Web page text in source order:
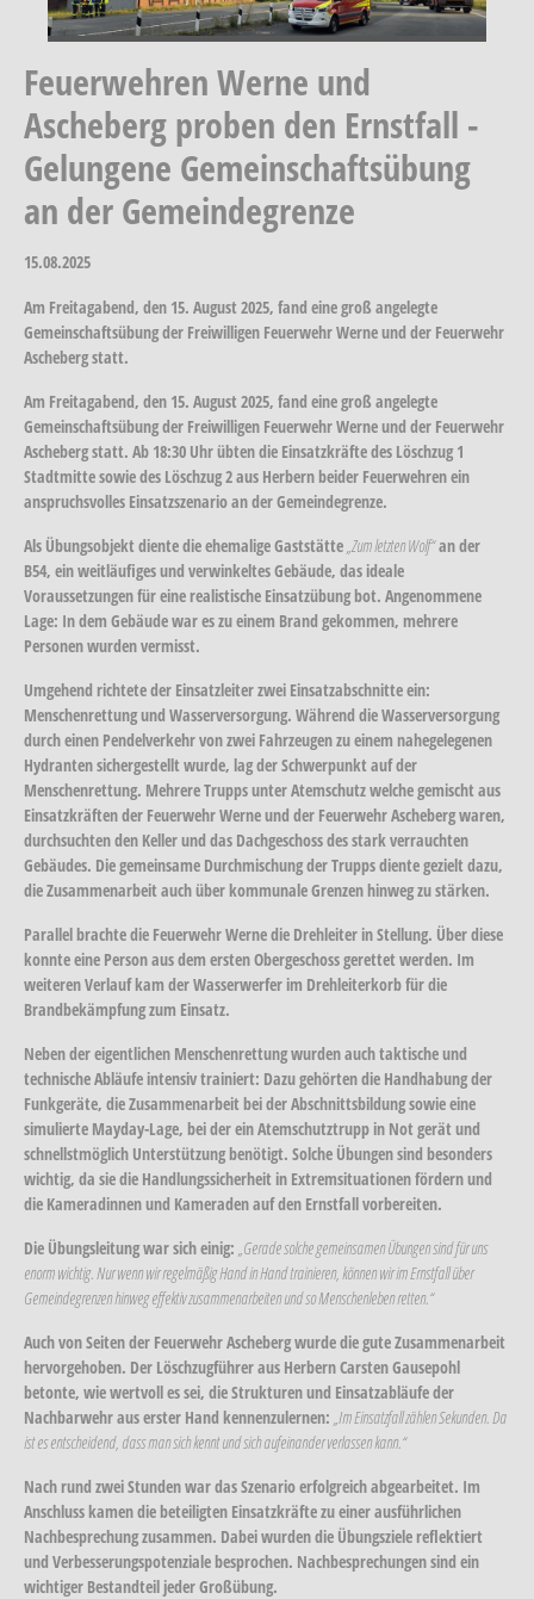
Feuerwehren Werne und
Ascheberg proben den Ernstfall -
Gelungene Gemeinschaftsübung
an der Gemeindegrenze
15.08.2025
Am Freitagabend, den 15. August 2025, fand eine groß angelegte
Gemeinschaftsübung der Freiwilligen Feuerwehr Werne und der Feuerwehr
Ascheberg statt.
Am Freitagabend, den 15. August 2025, fand eine groß angelegte
Gemeinschaftsübung der Freiwilligen Feuerwehr Werne und der Feuerwehr
Ascheberg statt. Ab 18:30 Uhr übten die Einsatzkräfte des Löschzug 1
Stadtmitte sowie des Löschzug 2 aus Herbern beider Feuerwehren ein
anspruchsvolles Einsatzszenario an der Gemeindegrenze.
Als Übungsobjekt diente die ehemalige Gaststätte„Zum letzten Wolf“an der
B54, ein weitläufiges und verwinkeltes Gebäude, das ideale
Voraussetzungen für eine realistische Einsatzübung bot. Angenommene
Lage: In dem Gebäude war es zu einem Brand gekommen, mehrere
Personen wurden vermisst.
Umgehend richtete der Einsatzleiter zwei Einsatzabschnitte ein:
Menschenrettungund Wasserversorgung. Während die Wasserversorgung
durch einen Pendelverkehr von zwei Fahrzeugen zu einem nahegelegenen
Hydranten sichergestellt wurde, lag der Schwerpunkt auf der
Menschenrettung. Mehrere Trupps unter Atemschutz welche gemischt aus
Einsatzkräften der Feuerwehr Werne und der Feuerwehr Ascheberg waren,
durchsuchten den Keller und das Dachgeschoss des stark verrauchten
Gebäudes. Die gemeinsame Durchmischung der Trupps diente gezielt dazu,
die Zusammenarbeit auch über kommunale Grenzen hinweg zu stärken.
Parallel brachte die Feuerwehr Werne die Drehleiter in Stellung. Über diese
konnte eine Person aus dem ersten Obergeschoss gerettet werden. Im
weiteren Verlauf kam der Wasserwerfer im Drehleiterkorb für die
Brandbekämpfung zum Einsatz.
Neben der eigentlichen Menschenrettung wurden auch taktische und
technische Abläufe intensiv trainiert: Dazu gehörten die Handhabung der
Funkgeräte, die Zusammenarbeit bei der Abschnittsbildung sowie eine
simulierte Mayday-Lage, bei der ein Atemschutztrupp in Not gerät und
schnellstmöglich Unterstützung benötigt. Solche Übungen sind besonders
wichtig, da sie die Handlungssicherheit in Extremsituationen fördern und
die Kameradinnen und Kameraden auf den Ernstfall vorbereiten.
Die Übungsleitung war sich einig: „Gerade solche gemeinsamen Übungen sind für uns
enorm wichtig. Nur wenn wir regelmäßig Hand in Hand trainieren, können wir im Ernstfall über
Gemeindegrenzen hinweg effektiv zusammenarbeiten und so Menschenleben retten.“
Auch von Seiten der Feuerwehr Ascheberg wurde die gute Zusammenarbeit
hervorgehoben. Der Löschzugführer aus Herbern Carsten Gausepohl
betonte, wie wertvoll es sei, die Strukturen und Einsatzabläufe der
Nachbarwehr aus erster Hand kennenzulernen: „Im Einsatzfall zählen Sekunden. Da
ist es entscheidend, dass man sich kennt und sich aufeinander verlassen kann.“
Nach rund zwei Stunden war das Szenario erfolgreich abgearbeitet. Im
Anschluss kamen die beteiligten Einsatzkräfte zu einer ausführlichen
Nachbesprechung zusammen. Dabei wurden die Übungsziele reflektiert
und Verbesserungspotenziale besprochen. Nachbesprechungen sind ein
wichtiger Bestandteil jeder Großübung.